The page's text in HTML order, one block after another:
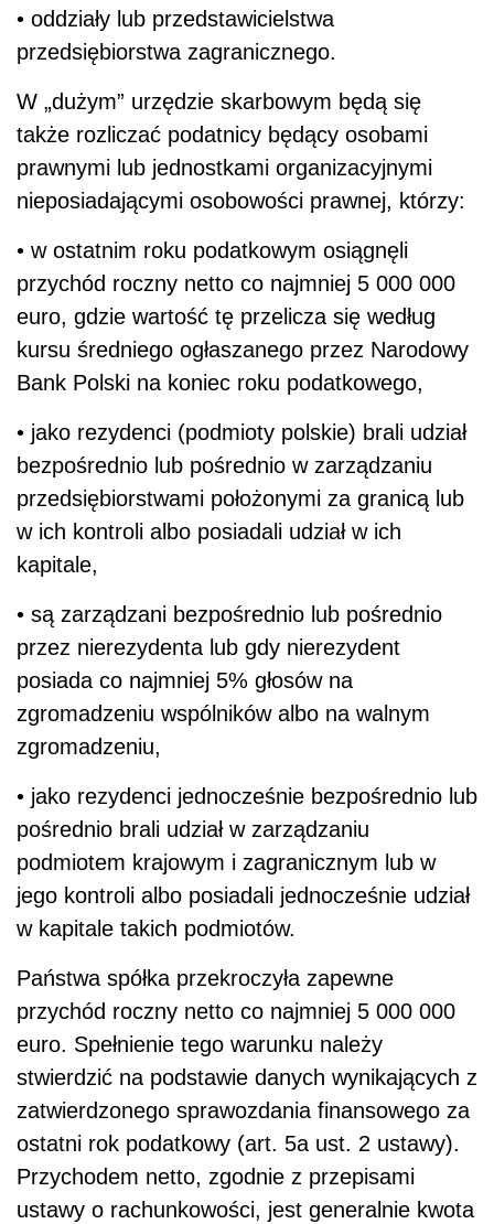
• oddziały lub przedstawicielstwa
przedsiębiorstwa zagranicznego.
W „dużym” urzędzie skarbowym będą się
także rozliczać podatnicy będący osobami
prawnymi lub jednostkami organizacyjnymi
nieposiadającymi osobowości prawnej, którzy:
• w ostatnim roku podatkowym osiągnęli
przychód roczny netto co najmniej 5 000 000
euro, gdzie wartość tę przelicza się według
kursu średniego ogłaszanego przez Narodowy
Bank Polski na koniec roku podatkowego,
• jako rezydenci (podmioty polskie) brali udział
bezpośrednio lub pośrednio w zarządzaniu
przedsiębiorstwami położonymi za granicą lub
w ich kontroli albo posiadali udział w ich
kapitale,
• są zarządzani bezpośrednio lub pośrednio
przez nierezydenta lub gdy nierezydent
posiada co najmniej 5% głosów na
zgromadzeniu wspólników albo na walnym
zgromadzeniu,
• jako rezydenci jednocześnie bezpośrednio lub
pośrednio brali udział w zarządzaniu
podmiotem krajowym i zagranicznym lub w
jego kontroli albo posiadali jednocześnie udział
w kapitale takich podmiotów.
Państwa spółka przekroczyła zapewne
przychód roczny netto co najmniej 5 000 000
euro. Spełnienie tego warunku należy
stwierdzić na podstawie danych wynikających z
zatwierdzonego sprawozdania finansowego za
ostatni rok podatkowy (art. 5a ust. 2 ustawy).
Przychodem netto, zgodnie z przepisami
ustawy o rachunkowości, jest generalnie kwota